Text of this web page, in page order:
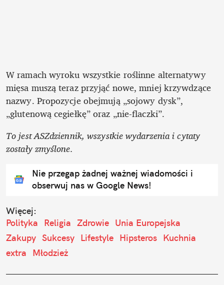
W ramach wyroku wszystkie roślinne alternatywy
mięsa muszą teraz przyjąć nowe, mniej krzywdzące
nazwy. Propozycje obejmują „sojowy dysk”,
„glutenową cegiełkę” oraz „nie-flaczki”.
To jest ASZdziennik, wszystkie wydarzenia i cytaty
zostały zmyślone.
Nie przegap żadnej ważnej wiadomości i
obserwuj nas w Google News!
Więcej:
Polityka
Religia Zdrowie Unia Europejska
Zakupy Sukcesy Lifestyle Hipsteros Kuchnia
extra
Młodzież